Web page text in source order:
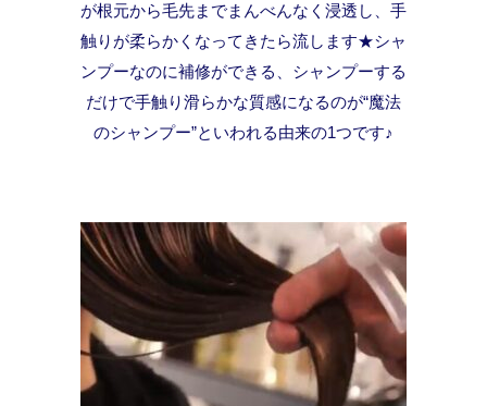
が根元から毛先までまんべんなく浸透し、手
触りが柔らかくなってきたら流します★シャ
ンプーなのに補修ができる、シャンプーする
だけで手触り滑らかな質感になるのが“魔法
のシャンプー”といわれる由来の1つです♪